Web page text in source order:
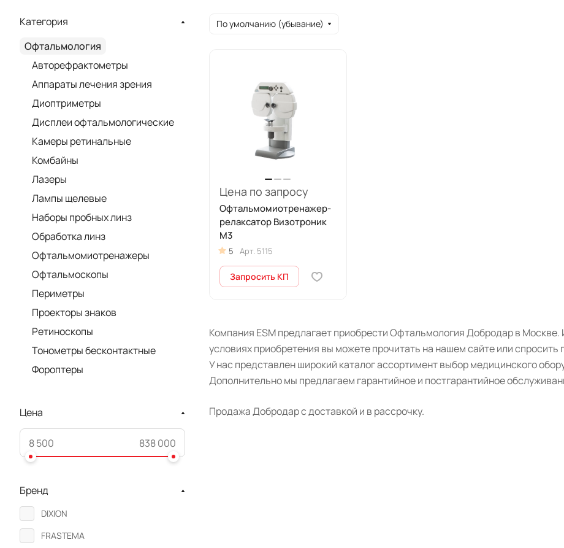
По умолчанию (убывание)
Цена по запросу
Офтальмомиотренажер-
релаксатор Визотроник
М3
5 Арт. 5115
Запросить КП
Компания ESM предлагает приобрести Офтальмология Добродар в
условиях приобретения вы можете прочитать на нашем сайте или
У нас представлен широкий каталог ассортимент выбор медицинского
Дополнительно мы предлагаем гарантийное и постгарантийное
Продажа Добродар с доставкой и в рассрочку.
Категория
Офтальмология
Авторефрактометры
Аппараты лечения зрения
Диоптриметры
Дисплеи офтальмологические
Камеры ретинальные
Комбайны
Лазеры
Лампы щелевые
Наборы пробных линз
Обработка линз
Офтальмомиотренажеры
Офтальмоскопы
Периметры
Проекторы знаков
Ретиноскопы
Тонометры бесконтактные
Фороптеры
Цена
Бренд
DIXION
FRASTEMA